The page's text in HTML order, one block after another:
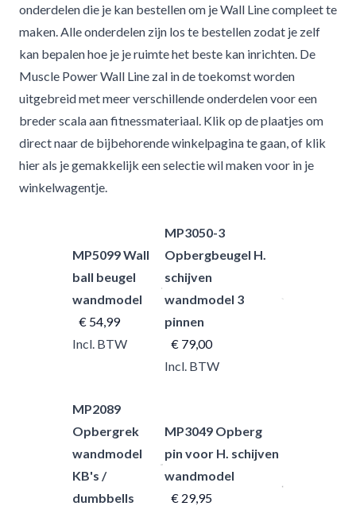
onderdelen die je kan bestellen om je Wall Line compleet te
maken. Alle onderdelen zijn los te bestellen zodat je zelf
kan bepalen hoe je je ruimte het beste kan inrichten. De
Muscle Power Wall Line zal in de toekomst worden
uitgebreid met meer verschillende onderdelen voor een
breder scala aanfitnessmateriaal . Klik op de plaatjes om
direct naar de bijbehorende winkelpagina te gaan, of klik
hierals je gemakkelijk een selectie wil maken voor in je
winkelwagentje.
MP5099 Wall
ball beugel
wandmodel
€ 54,99
Incl. BTW
MP3050-3
Opbergbeugel H.
schijven
wandmodel 3
pinnen
€ 79,00
Incl. BTW
MP2089
Opbergrek
wandmodel
KB's /
dumbbells
MP3049 Opberg
pin voor H. schijven
wandmodel
€ 29,95